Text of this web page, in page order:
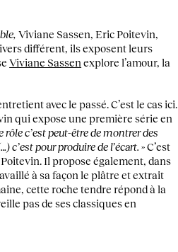
Viviane Sassen, Eric Poitevin,
différent, ils exposent leurs
Viviane Sassen explore l’amour, la
avec le passé. C’est le cas ici.
qui expose une première série en
rôle c’est peut-être de montrer des
c’est pour produire de l’écart. » C’est
Il propose également, dans
à sa façon le plâtre et extrait
cette roche tendre répond à la
pas de ses classiques en